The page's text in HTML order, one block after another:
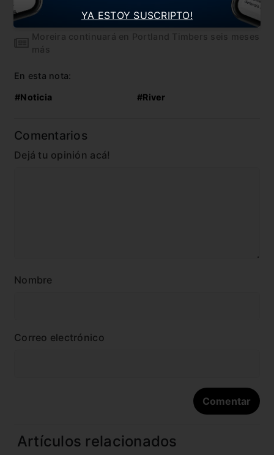
El otro club que busca a Nacho
Moreira continuará en Portland Timbers seis meses
más
En esta nota:
#Noticia #River
Comentarios
Dejá tu opinión acá!
Nombre
Correo electrónico
Artículos relacionados
YA ESTOY SUSCRIPTO!